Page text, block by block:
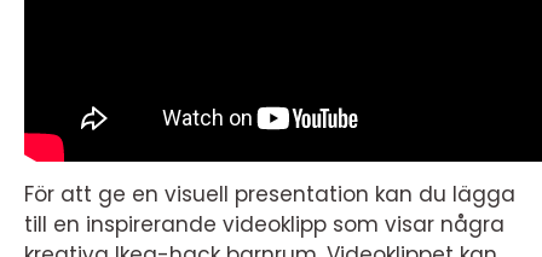
För att ge en visuell presentation kan du lägga
till en inspirerande videoklipp som visar några